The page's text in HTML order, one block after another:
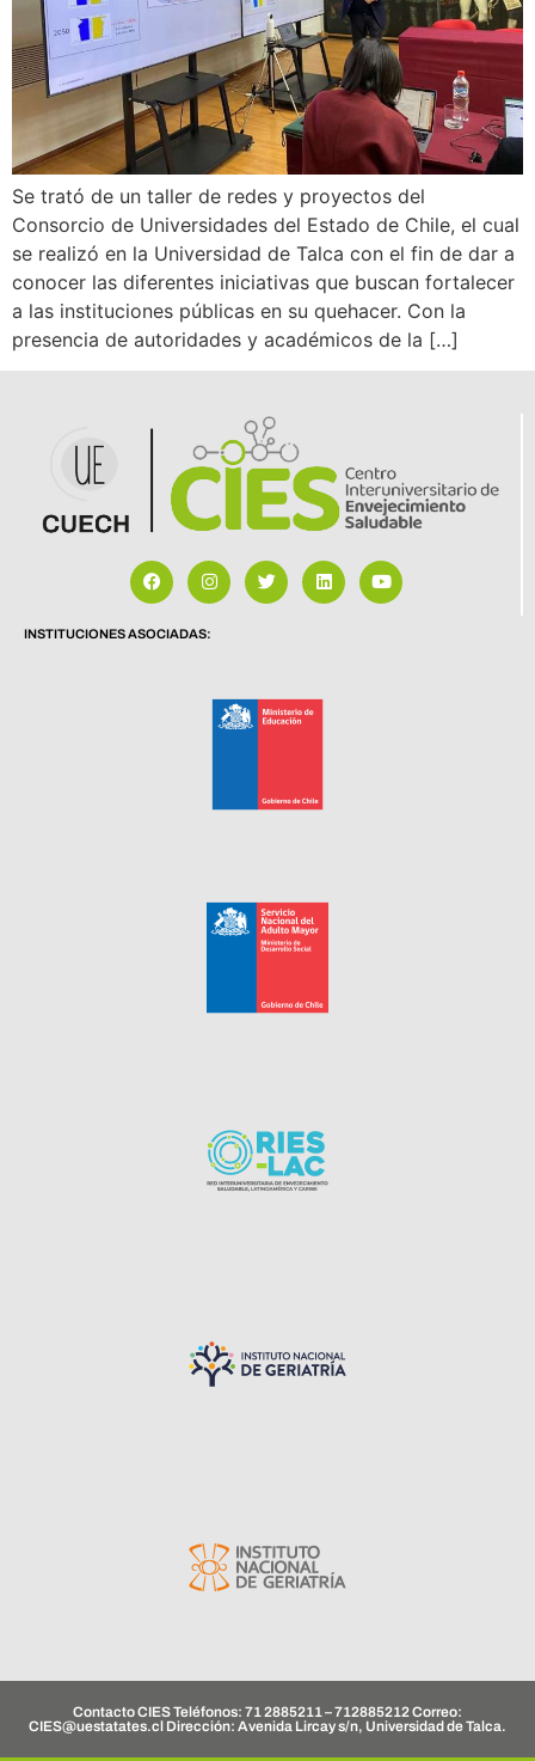
Se trató de un taller de redes y proyectos del
Consorcio de Universidades del Estado de Chile, el cual
se realizó en la Universidad de Talca con el fin de dar a
conocer las diferentes iniciativas que buscan fortalecer
a las instituciones públicas en su quehacer. Con la
presencia de autoridades y académicos de la […]
INSTITUCIONES ASOCIADAS:
Contacto CIES Teléfonos: 71 2885211 – 712885212 Correo:
CIES@uestatates.cl Dirección: Avenida Lircay s/n, Universidad de Talca.